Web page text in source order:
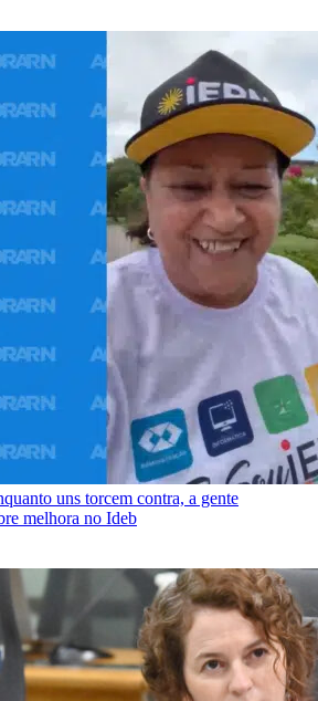
uns torcem contra, a gente
melhora no Ideb